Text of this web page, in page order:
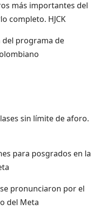
más importantes del
completo. HJCK
del programa de
sin límite de aforo.
para posgrados en la
pronunciaron por el
del Meta